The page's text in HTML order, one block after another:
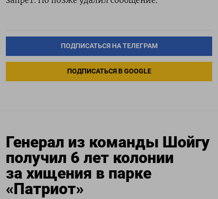
ПОДПИСАТЬСЯ НА ТЕЛЕГРАМ
ПОДПИСАТЬСЯ В GOOGLE
Генерал из команды Шойгу
получил 6 лет колонии
за хищения в парке
«Патриот»